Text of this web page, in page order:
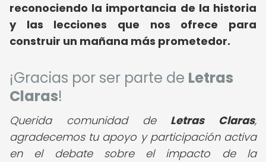
reconociendo la importancia de la historia
y las lecciones que nos ofrece para
construir un mañana más prometedor.
¡Gracias por ser parte de Letras
Claras!
Querida comunidad de Letras Claras,
agradecemos tu apoyo y participación activa
en el debate sobre el impacto de la